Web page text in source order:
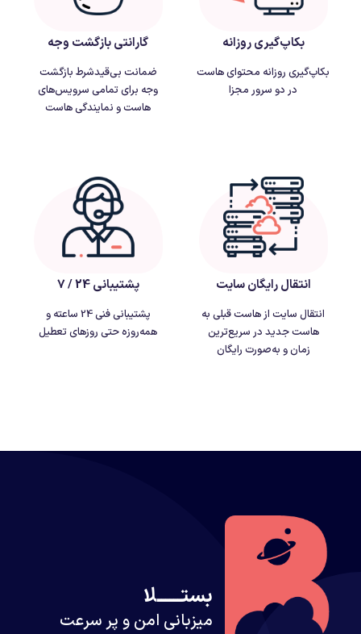
بکاپ‌گیری روزانه
بکاپ‌گیری روزانه محتوای هاست
در دو سرور مجزا
گارانتی بازگشت وجه
ضمانت بی‌قیدشرط بازگشت
وجه برای تمامی سرویس‌های
هاست و نمایندگی هاست
انتقال رایگان سایت
انتقال سایت از هاست قبلی به
هاست جدید در سریع‌ترین
زمان و به‌صورت رایگان
پشتیبانی 24 / 7
پشتیبانی فنی 24 ساعته و
همه‌روزه حتی روزهای تعطیل
بستــــــلا
میزبانی امن و پر سرعت